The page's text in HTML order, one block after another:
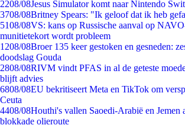
2208/08Jesus Simulator komt naar Nintendo
3708/08Britney Spears: "Ik geloof dat ik heb
5108/08VS: kans op Russische aanval op
munitietekort wordt probleem
1208/08Broer 135 keer gestoken en gesneden:
doodslag Gouda
2808/08RIVM vindt PFAS in al de geteste
blijft advies
6808/08EU bekritiseert Meta en TikTok om
Ceuta
4408/08Houthi's vallen Saoedi-Arabië en Jemen
blokkade olieroute